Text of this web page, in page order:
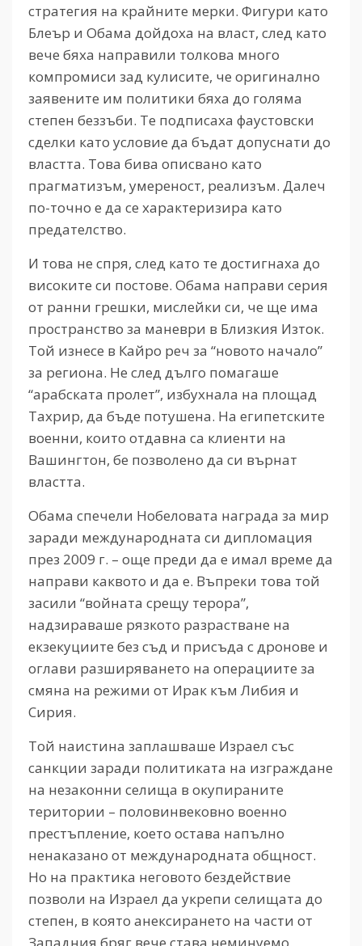
стратегия на крайните мерки. Фигури като
Блеър и Обама дойдоха на власт, след като
вече бяха направили толкова много
компромиси зад кулисите, че оригинално
заявените им политики бяха до голяма
степен беззъби. Те подписаха фаустовски
сделки като условие да бъдат допуснати до
властта. Това бива описвано като
прагматизъм, умереност, реализъм. Далеч
по-точно е да се характеризира като
предателство.
И това не спря, след като те достигнаха до
високите си постове. Обама направи серия
от ранни грешки, мислейки си, че ще има
пространство за маневри в Близкия Изток.
Той изнесе в Кайро реч за “новото начало”
за региона. Не след дълго помагаше
“арабската пролет”, избухнала на площад
Тахрир, да бъде потушена. На египетските
военни, които отдавна са клиенти на
Вашингтон, бе позволено да си върнат
властта.
Обама спечели Нобеловата награда за мир
заради международната си дипломация
през 2009 г. – още преди да е имал време да
направи каквото и да е. Въпреки това той
засили “войната срещу терора”,
надзираваше рязкото разрастване на
екзекуциите без съд и присъда с дронове и
оглави разширяването на операциите за
смяна на режими от Ирак към Либия и
Сирия.
Той наистина заплашваше Израел със
санкции заради политиката на изграждане
на незаконни селища в окупираните
територии – половинвековно военно
престъпление, което остава напълно
ненаказано от международната общност.
Но на практика неговото бездействие
позволи на Израел да укрепи селищата до
степен, в която анексирането на части от
Западния бряг вече става неминуемо.